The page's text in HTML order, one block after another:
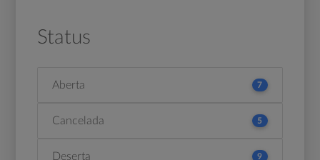
Status
Aberta 7
Cancelada 5
Deserta 9